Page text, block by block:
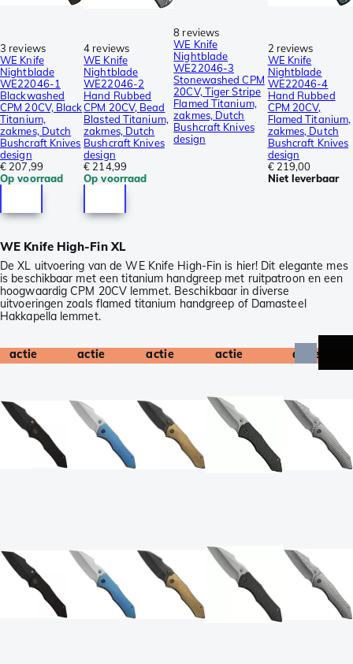
3 reviews
WE Knife
Nightblade
WE22046-1
Blackwashed
CPM 20CV, Black
Titanium,
zakmes, Dutch
Bushcraft Knives
design
€ 207,99
Op voorraad
4 reviews
WE Knife
Nightblade
WE22046-2
Hand Rubbed
CPM 20CV, Bead
Blasted Titanium,
zakmes, Dutch
Bushcraft Knives
design
€ 214,99
Op voorraad
8 reviews
WE Knife
Nightblade
WE22046-3
Stonewashed CPM
20CV, Tiger Stripe
Flamed Titanium,
zakmes, Dutch
Bushcraft Knives
design
2 reviews
WE Knife
Nightblade
WE22046-4
Hand Rubbed
CPM 20CV,
Flamed Titanium,
zakmes, Dutch
Bushcraft Knives
design
€ 219,00
Niet leverbaar
WE Knife High-Fin XL
De XL uitvoering van de WE Knife High-Fin is hier! Dit elegante mes
is beschikbaar met een titanium handgreep met ruitpatroon en een
hoogwaardig CPM 20CV lemmet. Beschikbaar in diverse
uitvoeringen zoals flamed titanium handgreep of Damasteel
Hakkapella lemmet.
actie actie actie actie actie